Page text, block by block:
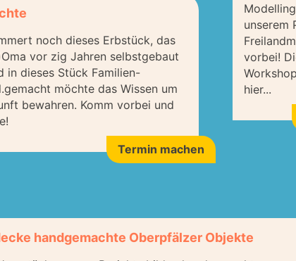
noch dieses Erbstück, das
vor zig Jahren selbstgebaut
in dieses Stück Familien-
möchte das Wissen um
bewahren. Komm vorbei und
Termin machen
unserem
vorbei!
hier...
handgemachte Oberpfälzer Objekte